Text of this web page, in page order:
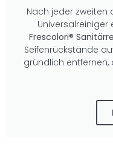
Nach jeder
Frescolori®
Seifenrückstände
gründlich